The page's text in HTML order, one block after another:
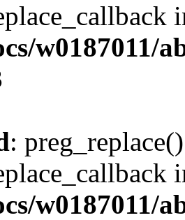
w0187011/
:
w0187011/